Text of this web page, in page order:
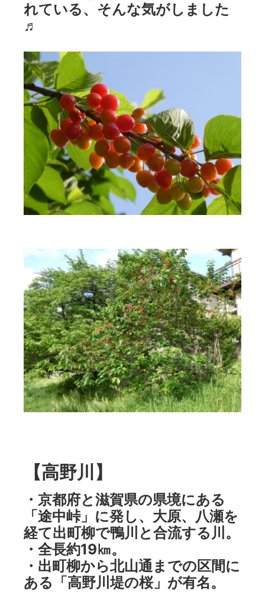
れている、そんな気がしました
♬
【高野川】
・京都府と滋賀県の県境にある
「途中峠」に発し、大原、八瀬を
経て出町柳で鴨川と合流する川。
・全長約19㎞。
・出町柳から北山通までの区間に
ある「高野川堤の桜」が有名。